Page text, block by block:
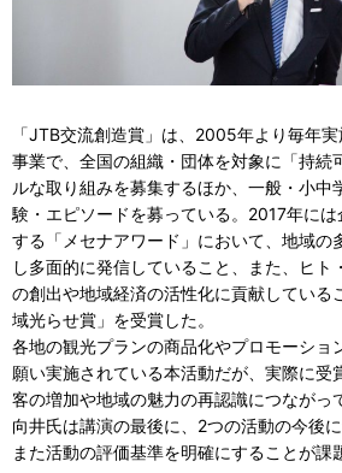
「JTB交流創造賞」は、2005年より毎年
事業で、全国の組織・団体を対象に「持続
ルな取り組みを募集するほか、一般・小中
験・エピソードを募っている。2017年に
する「メセナアワード」において、地域の
し多面的に発信していること、また、ヒト
の創出や地域経済の活性化に貢献している
域光らせ賞」を受賞した。
各地の観光プランの商品化やプロモーショ
願い実施されている本活動だが、実際に受
客の増加や地域の魅力の再認識につながっ
向井氏は講演の最後に、2つの活動の今後
また活動の評価基準を明確にすることが課